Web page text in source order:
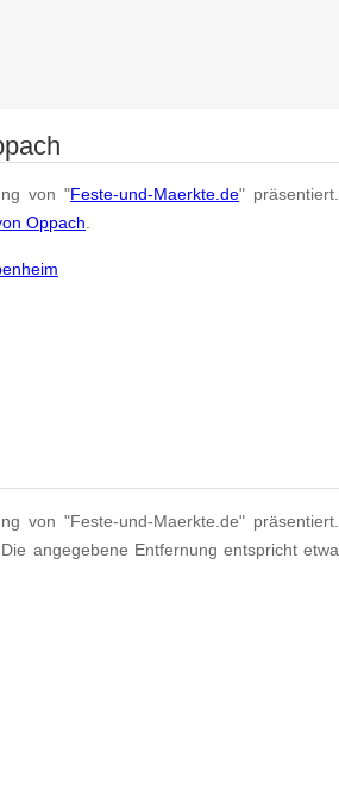
von "Feste-und-Maerkte.de" präsentiert.
Oppach.
von "Feste-und-Maerkte.de" präsentiert.
angegebene Entfernung entspricht etwa